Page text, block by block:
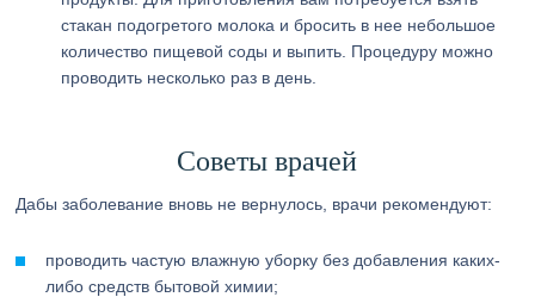
стакан подогретого молока и бросить в нее небольшое
количество пищевой соды и выпить. Процедуру можно
проводить несколько раз в день.
Советы врачей
Дабы заболевание вновь не вернулось, врачи рекомендуют:
проводить частую влажную уборку без добавления каких-
либо средств бытовой химии;